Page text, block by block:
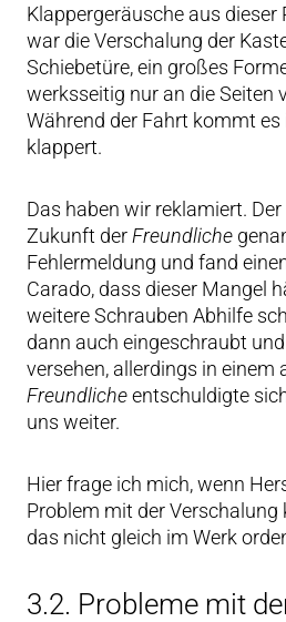
Klappergeräusche aus dieser
war die Verschalung der
Schiebetüre, ein großes
werksseitig nur an die Seiten
Während der Fahrt kommt
klappert.
Das haben wir reklamiert.
Zukunft der Freundliche
Fehlermeldung und fand
Carado, dass dieser Mangel
weitere Schrauben Abhilfe
dann auch eingeschraubt
versehen, allerdings in einem
Freundlicheentschuldigte
uns weiter.
Hier frage ich mich, wenn
Problem mit der
das nicht gleich im Werk
3.2. Probleme mit